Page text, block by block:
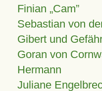
Finian Cam
Sebastian von
Gibert und
Goran von
Hermann
Juliane